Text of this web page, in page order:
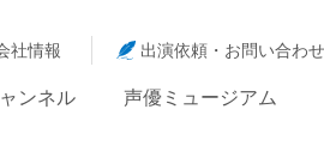
社情報 出演依頼・お問い合わせ
ンネル 声優ミュージアム